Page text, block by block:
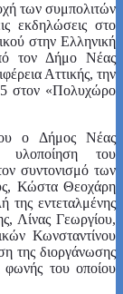
των συμπολιτών
εκδηλώσεις στο
στην Ελληνική
τον Δήμο Νέας
Αττικής, την
στον «Πολυχώρο
ο Δήμος Νέας
του
συντονισμό των
Κώστα Θεοχάρη
της εντεταλμένης
Λίνας Γεωργίου,
Κωνσταντίνου
της διοργάνωσης
του οποίου